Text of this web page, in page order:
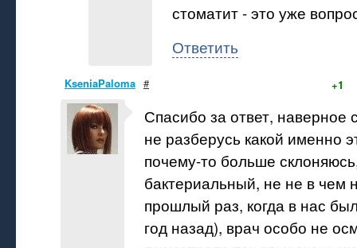
стоматит - это уже
Ответить
KseniaPaloma # +1
Спасибо за ответ, наверное
не разберусь какой именно
почему-то больше
бактериальный, не не в чем
прошлый раз, когда в нас
год назад), врач особо не